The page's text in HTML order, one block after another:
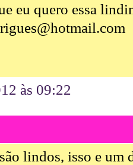
eu quero essa
às 09:22
lindos, isso e um